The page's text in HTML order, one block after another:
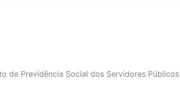
de Previdência Social dos Servidores